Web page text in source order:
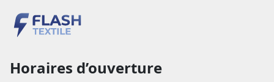
Horaires d’ouverture